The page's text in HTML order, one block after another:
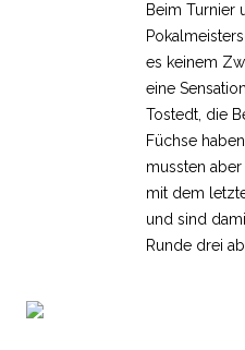
Beim Turnier
es keinem
eine
Tostedt, die
Füchse
mussten
mit dem
und sind
Runde drei ab…